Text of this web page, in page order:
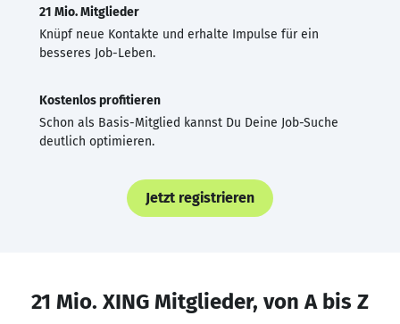
21 Mio. Mitglieder
Knüpf neue Kontakte und erhalte Impulse für ein
besseres Job-Leben.
Kostenlos profitieren
Schon als Basis-Mitglied kannst Du Deine Job-Suche
deutlich optimieren.
Jetzt registrieren
21 Mio. XING Mitglieder, von A bis Z